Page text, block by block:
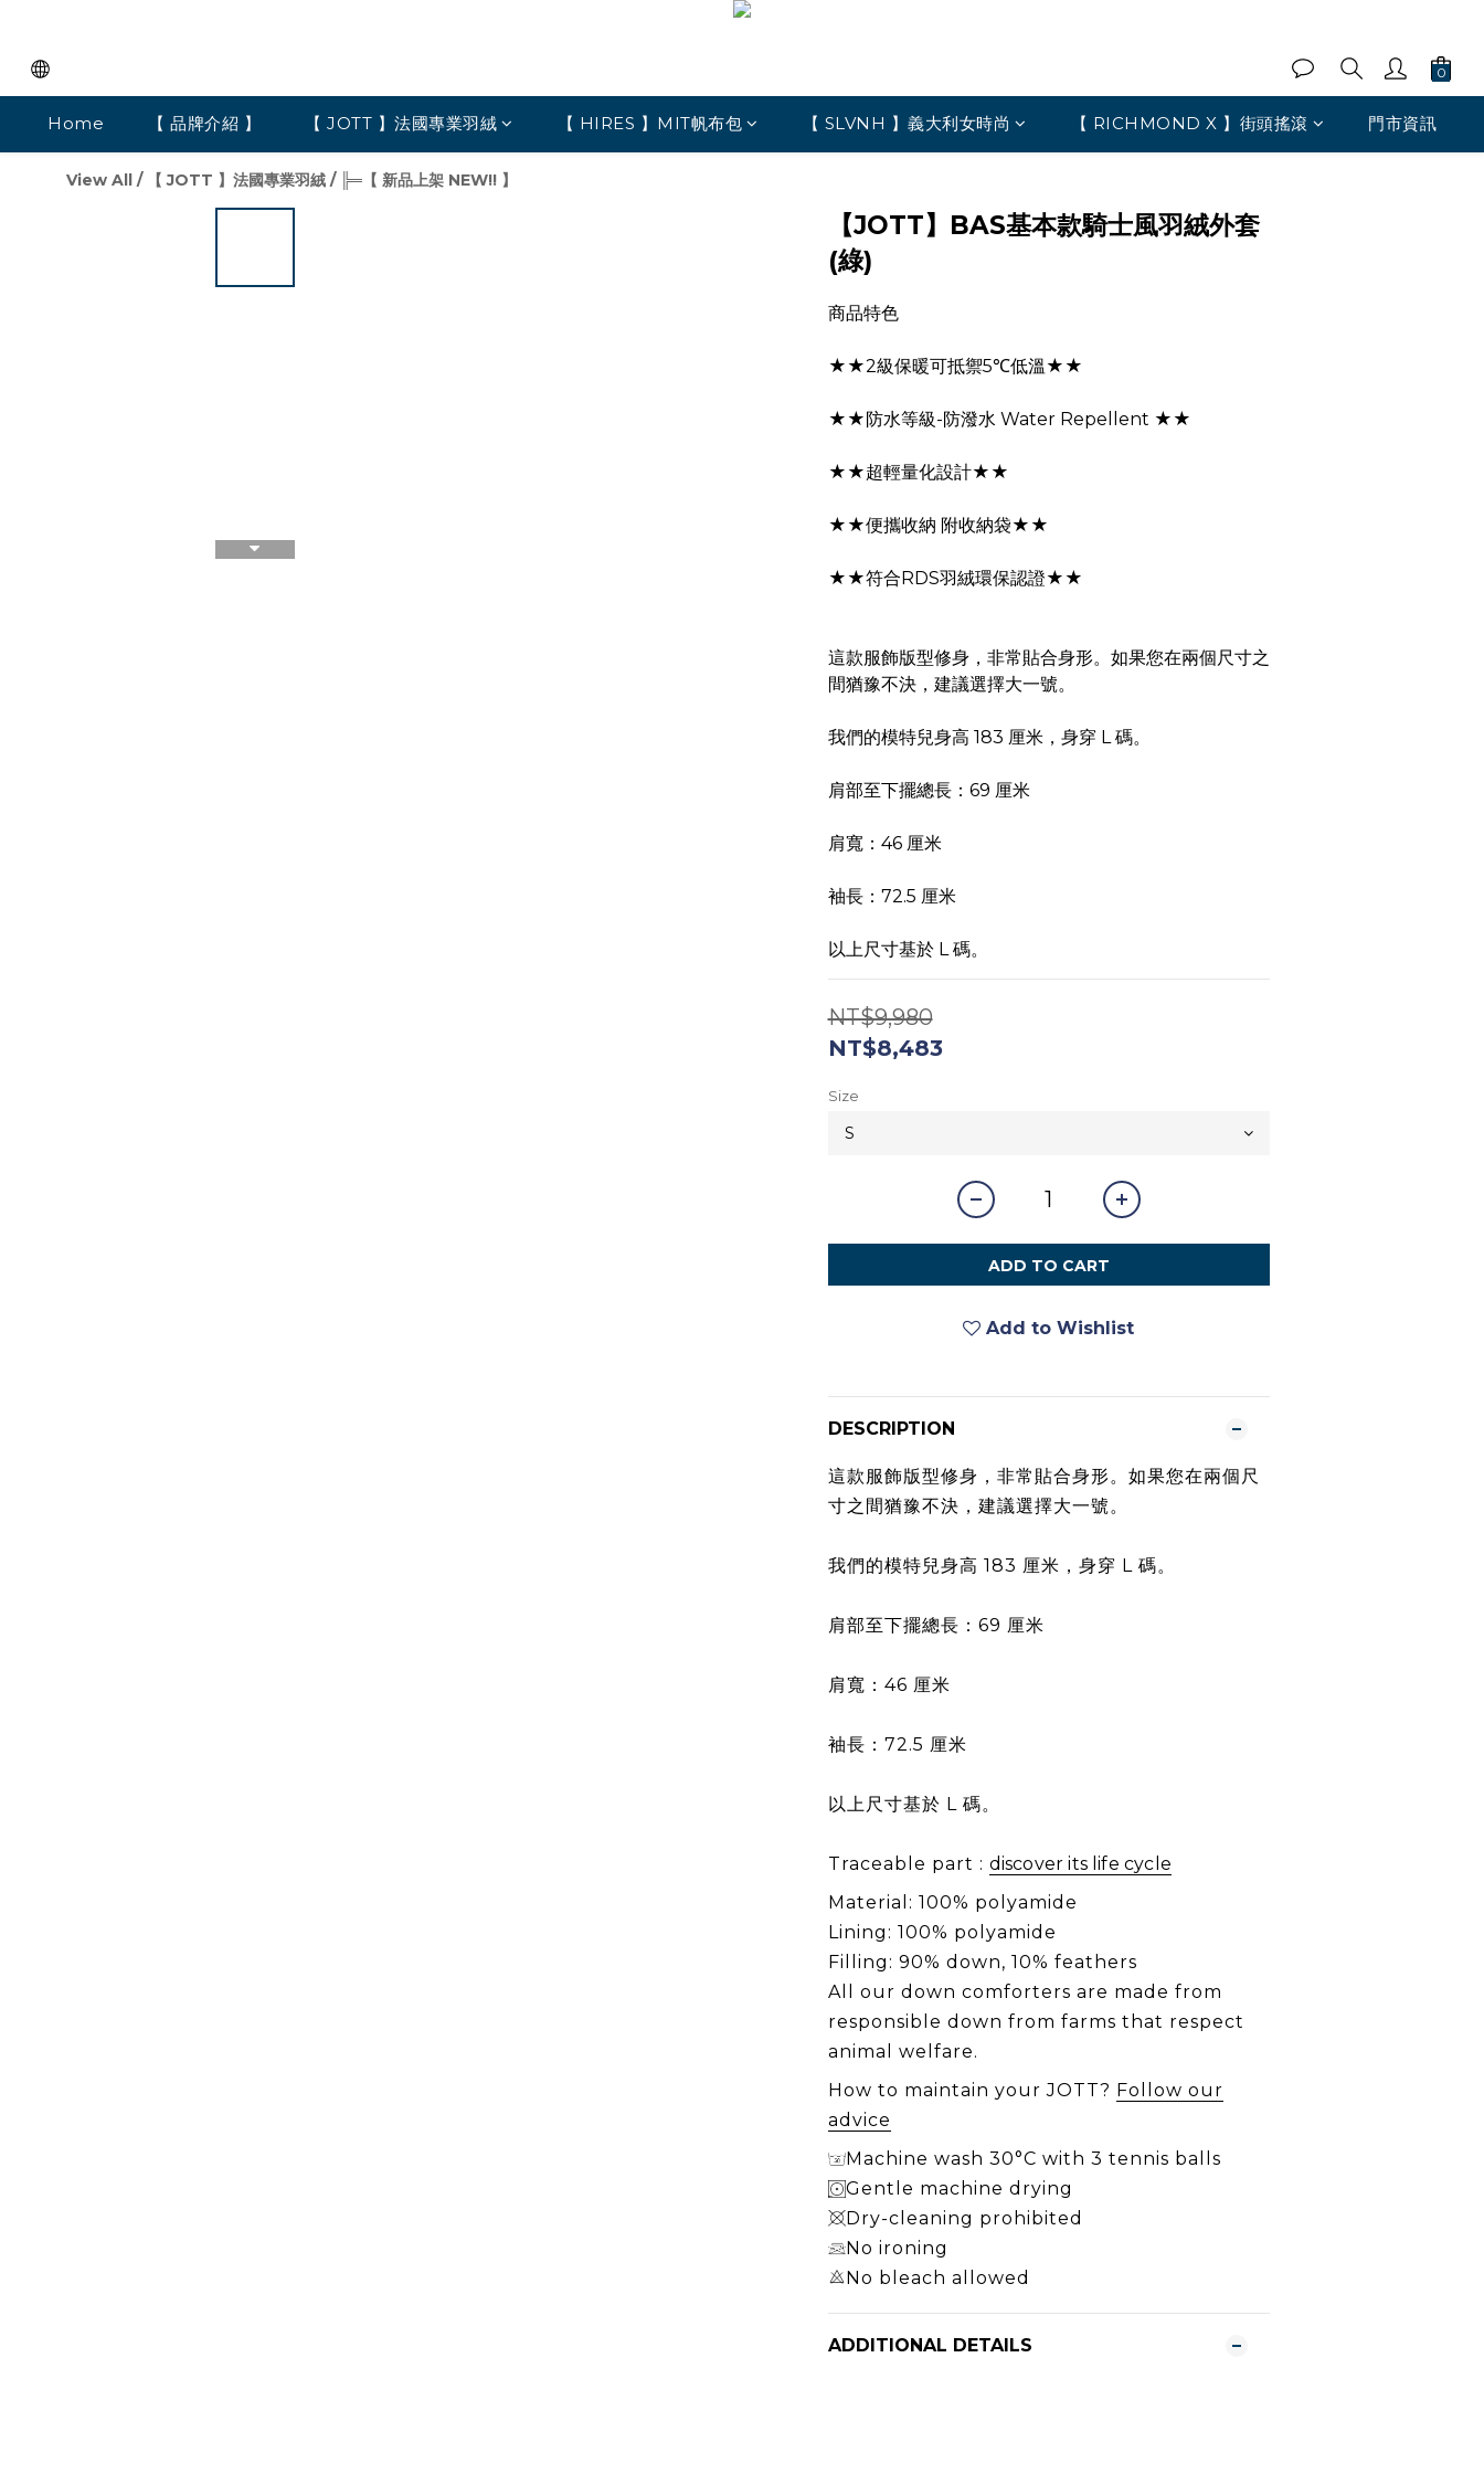
Home 【 品牌介紹 】 【 JOTT 】法國專業羽絨 【 HIRES 】MIT帆布包 【 SLVNH 】義大利女時尚 【 RICHMOND X 】街頭搖滾 門市資訊
View All / 【 JOTT 】法國專業羽絨 / ╠═【 新品上架 NEW!! 】
【JOTT】BAS基本款騎士風羽絨外套
(綠)
商品特色
★★2級保暖可抵禦5℃低溫★★
★★防水等級-防潑水 Water Repellent ★★
★★超輕量化設計★★
★★便攜收納 附收納袋★★
★★符合RDS羽絨環保認證★★
這款服飾版型修身，非常貼合身形。如果您在兩個尺寸之
間猶豫不決，建議選擇大一號。
我們的模特兒身高 183 厘米，身穿 L 碼。
肩部至下擺總長：69 厘米
肩寬：46 厘米
袖長：72.5 厘米
以上尺寸基於 L 碼。
NT$9,980
NT$8,483
Size
ADD TO CART
Add to Wishlist
DESCRIPTION
這款服飾版型修身，非常貼合身形。如果您在兩個尺
寸之間猶豫不決，建議選擇大一號。
我們的模特兒身高 183 厘米，身穿 L 碼。
肩部至下擺總長：69 厘米
肩寬：46 厘米
袖長：72.5 厘米
以上尺寸基於 L 碼。
Traceable part : discover its life cycle
Material: 100% polyamide
Lining: 100% polyamide
Filling: 90% down, 10% feathers
All our down comforters are made from
responsible down from farms that respect
animal welfare.
How to maintain your JOTT? Follow our
advice
Machine wash 30°C with 3 tennis balls
Gentle machine drying
Dry-cleaning prohibited
No ironing
No bleach allowed
ADDITIONAL DETAILS